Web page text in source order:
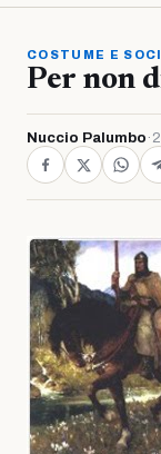
COSTUME E
Per non
Nuccio Palumbo ·